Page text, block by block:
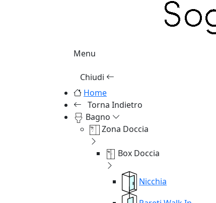
Menu
Chiudi
Home
Torna Indietro
Bagno
Zona Doccia
Box Doccia
Nicchia